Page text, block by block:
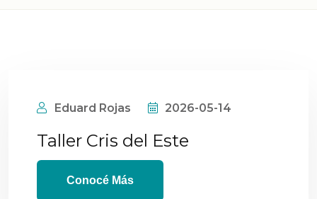
Eduard Rojas 2026-05-14
Taller Cris del Este
Conocé Más